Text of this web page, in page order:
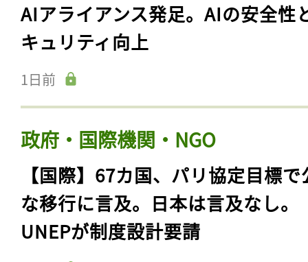
AIアライアンス発足。AIの安全性
キュリティ向上
1日前
政府・国際機関・NGO
【国際】67カ国、パリ協定目標で
な移行に言及。日本は言及なし。
UNEPが制度設計要請